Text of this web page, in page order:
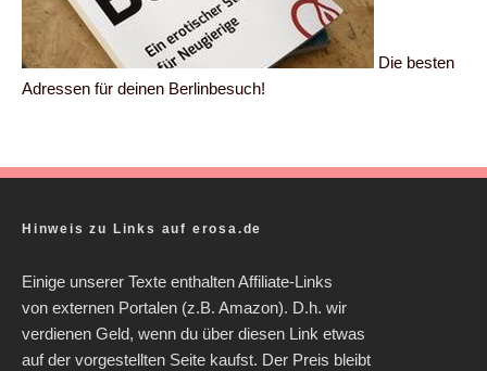
Die besten
Adressen für deinen Berlinbesuch!
Hinweis zu Links auf erosa.de
Einige unserer Texte enthalten Affiliate-Links
von externen Portalen (z.B. Amazon). D.h. wir
verdienen Geld, wenn du über diesen Link etwas
auf der vorgestellten Seite kaufst. Der Preis bleibt